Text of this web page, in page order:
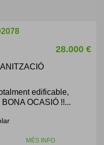
28.000 €
edificable,
OCASIÓ !!...
MÉS INFO